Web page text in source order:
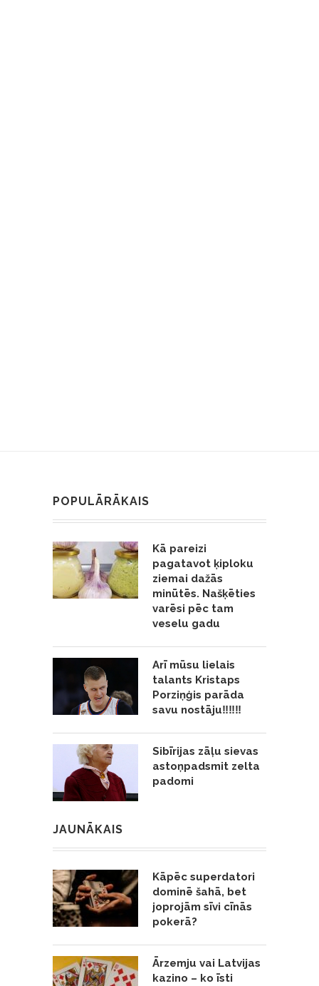
POPULĀRĀKAIS
Kā pareizi
pagatavot ķiploku
ziemai dažās
minūtēs. Našķēties
varēsi pēc tam
veselu gadu
Arī mūsu lielais
talants Kristaps
Porziņģis parāda
savu nostāju‼️‼️‼️
Sibīrijas zāļu sievas
astoņpadsmit zelta
padomi
JAUNĀKAIS
Kāpēc superdatori
dominē šahā, bet
joprojām sīvi cīnās
pokerā?
Ārzemju vai Latvijas
kazino – ko īsti